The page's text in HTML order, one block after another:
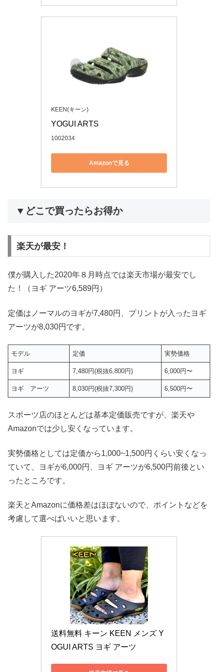
KEEN(キーン)
YOGUI ARTS
1002034
Amazonで見る
▼どこで買ったらお得か
楽天が最安！
僕が購入した2020年８月時点では楽天市場が最安でし
た！（ヨギ アーツ6,589円）
定価はノーマルのヨギが7,480円、プリントが入ったヨギ
アーツが8,030円です。
モデル 定価 実勢価格
ヨギ 7,480円(税抜6,800円) 6,000円〜
ヨギ アーツ 8,030円(税抜7,300円) 6,500円〜
スポーツ店のほとんどは基本定価販売ですが、楽天や
Amazonでは少し安くなっています。
実勢価格としては定価から1,000~1,500円くらい安くなっ
ていて、ヨギが6,000円、ヨギ アーツが6,500円前後とい
ったところです。
楽天とAmazonに価格差はほぼないので、ポイントなどを
考慮して選べばいいと思います。
送料無料 キーン KEEN メンズ Y
OGUI ARTS ヨギ アーツ